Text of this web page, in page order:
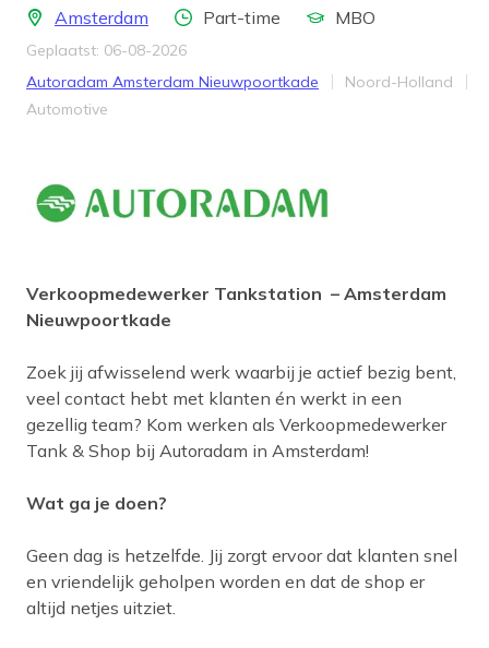
LocatieAmsterdam Aantal uren
Part-time Opleidingsniveau
MBO
Geplaatst: 06-08-2026
Bedrijf
Autoradam Amsterdam Nieuwpoortkade Provincie
Noord-Holland
Werkveld
Automotive
Verkoopmedewerker Tankstation – Amsterdam
Nieuwpoortkade
Zoek jij afwisselend werk waarbij je actief bezig bent,
veel contact hebt met klanten én werkt in een
gezellig team? Kom werken als Verkoopmedewerker
Tank & Shop bij Autoradam in Amsterdam!
Wat ga je doen?
Geen dag is hetzelfde. Jij zorgt ervoor dat klanten snel
en vriendelijk geholpen worden en dat de shop er
altijd netjes uitziet.